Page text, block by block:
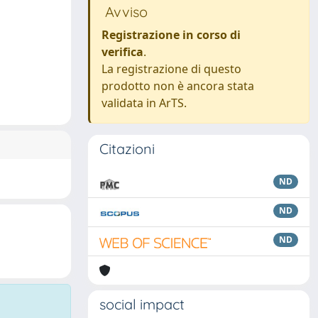
Avviso
Registrazione in corso di
verifica.
La registrazione di questo
prodotto non è ancora stata
validata in ArTS.
Citazioni
ND
ND
ND
social impact